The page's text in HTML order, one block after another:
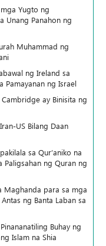
Yugto ng
Unang Panahon ng
Muhammad ng
ng Ireland sa
Pamayanan ng Israel
ay Binisita ng
US Bilang Daan
sa Qur’aniko na
Paligsahan ng Quran ng
Maghanda para sa mga
ng Banta Laban sa
Buhay ng
Islam na Shia